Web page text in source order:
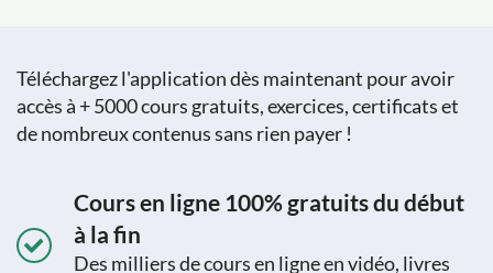
Téléchargez l'application dès maintenant pour avoir
accès à + 5000 cours gratuits, exercices, certificats et
de nombreux contenus sans rien payer !
Cours en ligne 100% gratuits du début
à la fin
Des milliers de cours en ligne en vidéo, livres